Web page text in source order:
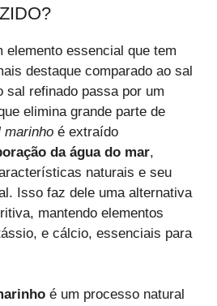
elemento essencial que tem
destaque comparado ao sal
sal refinado passa por um
elimina grande parte de
marinho é extraído
da água do mar,
naturais e seu
Isso faz dele uma alternativa
mantendo elementos
e cálcio, essenciais para
é um processo natural